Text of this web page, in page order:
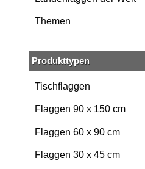
Themen
Produkttypen
Tischflaggen
Flaggen 90 x 150 cm
Flaggen 60 x 90 cm
Flaggen 30 x 45 cm